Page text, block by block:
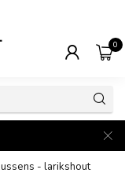
0
- larikshout